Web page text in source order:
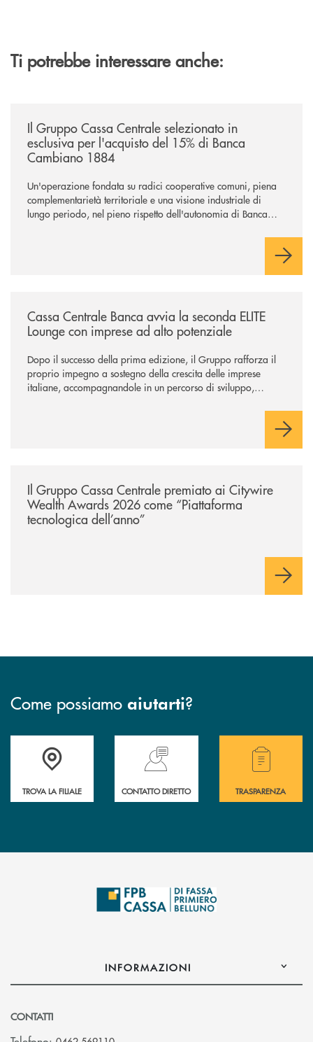
Ti potrebbe interessare anche:
Il Gruppo Cassa Centrale selezionato in
esclusiva per l'acquisto del 15% di Banca
Cambiano 1884
Un'operazione fondata su radici cooperative comuni, piena
complementarietà territoriale e una visione industriale di
lungo periodo, nel pieno rispetto dell'autonomia di Banca
negoziazione esclusiva per la finalizzazione dell’operazione.
Cassa Centrale Banca avvia la seconda ELITE
Lounge con imprese ad alto potenziale
Dopo il successo della prima edizione, il Gruppo rafforza il
proprio impegno a sostegno della crescita delle imprese
italiane, accompagnandole in un percorso di sviluppo,
Il Gruppo Cassa Centrale premiato ai Citywire
Wealth Awards 2026 come “Piattaforma
tecnologica dell’anno”
Come possiamo aiutarti?
Accedi all' elenco completo delle filiali della Cassa Rurale.
TROVA LA FILIALE
Hai bisogno di assistenza immediata?
CONTATTO DIRETTO
Hai bisogno di
TRASPARENZA
INFORMAZIONI
CONTATTI